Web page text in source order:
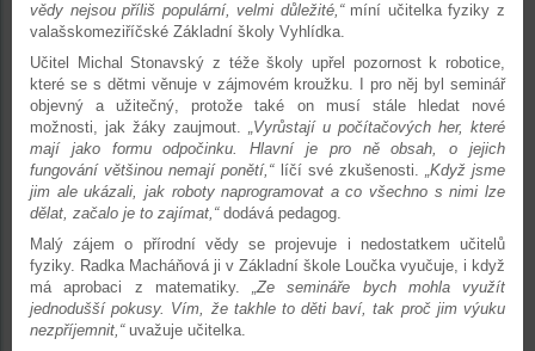
vědy nejsou příliš populární, velmi důležité,“ míní učitelka fyziky z
valašskomeziříčské Základní školy Vyhlídka.
Učitel Michal Stonavský z téže školy upřel pozornost k robotice,
které se s dětmi věnuje v zájmovém kroužku. I pro něj byl seminář
objevný a užitečný, protože také on musí stále hledat nové
možnosti, jak žáky zaujmout. „Vyrůstají u počítačových her, které
mají jako formu odpočinku. Hlavní je pro ně obsah, o jejich
fungování většinou nemají ponětí,“ líčí své zkušenosti. „Když jsme
jim ale ukázali, jak roboty naprogramovat a co všechno s nimi lze
dělat, začalo je to zajímat,“ dodává pedagog.
Malý zájem o přírodní vědy se projevuje i nedostatkem učitelů
fyziky. Radka Macháňová ji v Základní škole Loučka vyučuje, i když
má aprobaci z matematiky. „Ze semináře bych mohla využít
jednodušší pokusy. Vím, že takhle to děti baví, tak proč jim výuku
nezpříjemnit,“ uvažuje učitelka.